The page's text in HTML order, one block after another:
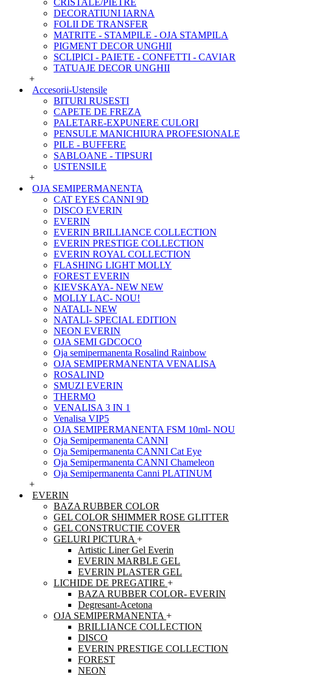
CRISTALE/PIETRE
DECORATIUNI IARNA
FOLII DE TRANSFER
MATRITE - STAMPILE - OJA STAMPILA
PIGMENT DECOR UNGHII
SCLIPICI - PAIETE - CONFETTI - CAVIAR
TATUAJE DECOR UNGHII
+
Accesorii-Ustensile
BITURI RUSESTI
CAPETE DE FREZA
PALETARE-EXPUNERE CULORI
PENSULE MANICHIURA PROFESIONALE
PILE - BUFFERE
SABLOANE - TIPSURI
USTENSILE
+
OJA SEMIPERMANENTA
CAT EYES CANNI 9D
DISCO EVERIN
EVERIN
EVERIN BRILLIANCE COLLECTION
EVERIN PRESTIGE COLLECTION
EVERIN ROYAL COLLECTION
FLASHING LIGHT MOLLY
FOREST EVERIN
KIEVSKAYA- NEW NEW
MOLLY LAC- NOU!
NATALI- NEW
NATALI- SPECIAL EDITION
NEON EVERIN
OJA SEMI GDCOCO
Oja semipermanenta Rosalind Rainbow
OJA SEMIPERMANENTA VENALISA
ROSALIND
SMUZI EVERIN
THERMO
VENALISA 3 IN 1
Venalisa VIP5
OJA SEMIPERMANENTA FSM 10ml- NOU
Oja Semipermanenta CANNI
Oja Semipermanenta CANNI Cat Eye
Oja Semipermanenta CANNI Chameleon
Oja Semipermanenta Canni PLATINUM
+
EVERIN
BAZA RUBBER COLOR
GEL COLOR SHIMMER ROSE GLITTER
GEL CONSTRUCTIE COVER
GELURI PICTURA +
Artistic Liner Gel Everin
EVERIN MARBLE GEL
EVERIN PLASTER GEL
LICHIDE DE PREGATIRE +
BAZA RUBBER COLOR- EVERIN
Degresant-Acetona
OJA SEMIPERMANENTA +
BRILLIANCE COLLECTION
DISCO
EVERIN PRESTIGE COLLECTION
FOREST
NEON